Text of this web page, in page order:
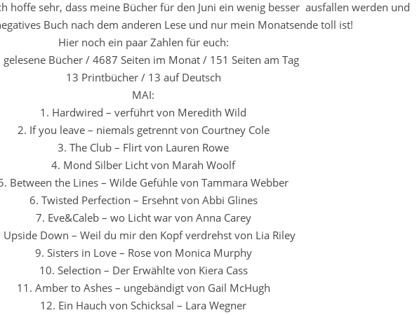
hoffe sehr, dass meine Bücher für den Juni ein wenig besser ausfallen werden und
Buch nach dem anderen Lese und nur mein Monatsende toll ist!
Hier noch ein paar Zahlen für euch:
gelesene Bücher / 4687 Seiten im Monat / 151 Seiten am Tag
13 Printbücher / 13 auf Deutsch
MAI:
1. Hardwired – verführt von Meredith Wild
2. If you leave – niemals getrennt von Courtney Cole
3. The Club – Flirt von Lauren Rowe
4. Mond Silber Licht von Marah Woolf
Between the Lines – Wilde Gefühle von Tammara Webber
6. Twisted Perfection – Ersehnt von Abbi Glines
7. Eve&Caleb – wo Licht war von Anna Carey
Upside Down – Weil du mir den Kopf verdrehst von Lia Riley
9. Sisters in Love – Rose von Monica Murphy
10. Selection – Der Erwählte von Kiera Cass
11. Amber to Ashes – ungebändigt von Gail McHugh
12. Ein Hauch von Schicksal – Lara Wegner